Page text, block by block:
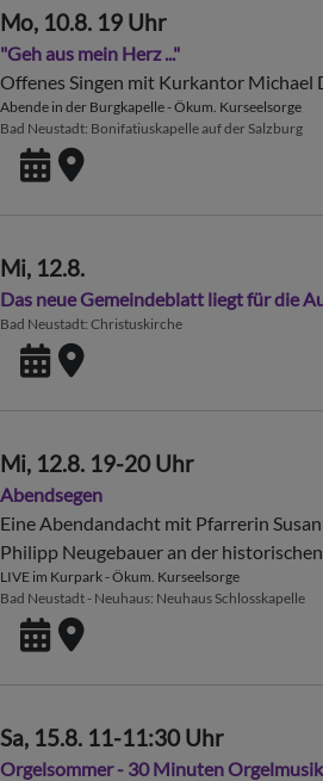
Mo, 10.8. 19 Uhr
"Geh aus mein Herz ..."
Offenes Singen mit Kurkantor Michael
Abende in der Burgkapelle - Ökum. Kurseelsorge
Bad Neustadt Bonifatiuskapelle auf der Salzburg
Mi, 12.8.
Das neue Gemeindeblatt liegt für die
Bad Neustadt Christuskirche
Mi, 12.8. 19-20 Uhr
Abendsegen
Eine Abendandacht mit Pfarrerin
Philipp Neugebauer an der
LIVE im Kurpark - Ökum. Kurseelsorge
Bad Neustadt - Neuhaus Neuhaus Schlosskapelle
Sa, 15.8. 11-11:30 Uhr
Orgelsommer - 30 Minuten